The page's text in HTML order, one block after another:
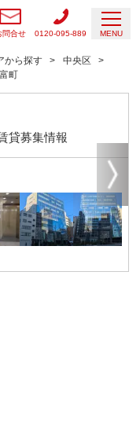
問合せ 0120-095-889 MENU
から探す
中央区
町
貸募集情報